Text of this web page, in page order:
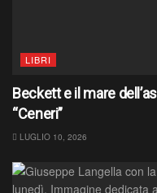
LIBRI
Beckett e il mare
“Ceneri”
LUGLIO 10, 2026